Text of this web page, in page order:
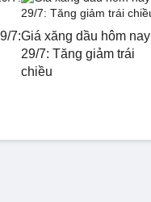
7:Giá xăng dầu hôm nay
29/7: Tăng giảm trái
chiều